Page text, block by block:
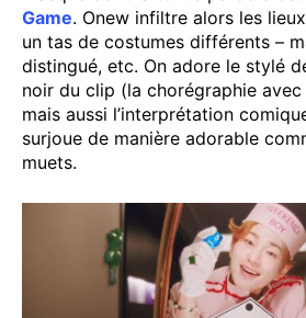
Game. Onew infiltre alors les
un tas de costumes différents –
distingué, etc. On adore le stylé
noir du clip (la chorégraphie
mais aussi l’interprétation
surjoue de manière adorable
muets.